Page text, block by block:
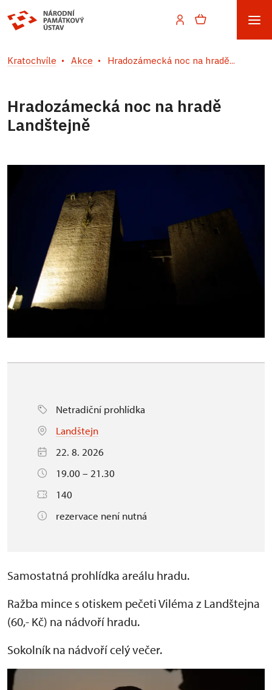
Kratochvíle Akce Hradozámecká noc na hradě...
Hradozámecká noc na hradě
Landštejně
Netradiční prohlídka
Landštejn
22. 8. 2026
19.00 – 21.30
140
rezervace není nutná
Samostatná prohlídka areálu hradu.
Ražba mince s otiskem pečeti Viléma z Landštejna
(60,- Kč) na nádvoří hradu.
Sokolník na nádvoří celý večer.